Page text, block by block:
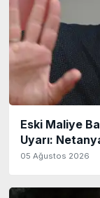
Eski Maliye
Uyarı:
05 Ağustos 2026